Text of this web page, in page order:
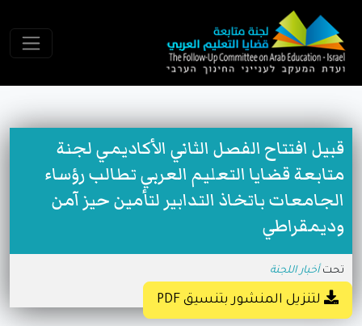
قبيل افتتاح الفصل الثاني الأكاديمي لجنة
متابعة قضايا التعليم العربي تطالب رؤساء
الجامعات باتخاذ التدابير لتأمين حيز آمن
وديمقراطي
تحت أخبار اللجنة
2024-05-03 18:20:00
لتنزيل المنشور بتنسيق PDF